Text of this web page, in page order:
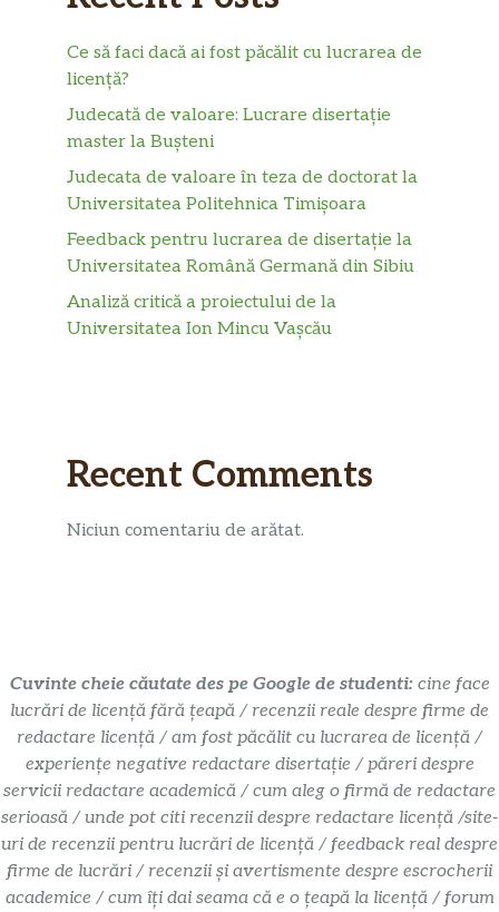
Ce să faci dacă ai fost păcălit cu lucrarea de
licență?
Judecată de valoare: Lucrare disertație
master la Bușteni
Judecata de valoare în teza de doctorat la
Universitatea Politehnica Timișoara
Feedback pentru lucrarea de disertație la
Universitatea Română Germană din Sibiu
Analiză critică a proiectului de la
Universitatea Ion Mincu Vașcău
Recent Comments
Niciun comentariu de arătat.
Cuvinte cheie căutate des pe Google de studenti: cine face
lucrări de licență fără țeapă / recenzii reale despre firme de
redactare licență / am fost păcălit cu lucrarea de licență /
experiențe negative redactare disertație / păreri despre
servicii redactare academică / cum aleg o firmă de redactare
serioasă / unde pot citi recenzii despre redactare licență /site-
uri de recenzii pentru lucrări de licență / feedback real despre
firme de lucrări / recenzii și avertismente despre escrocherii
academice / cum îți dai seama că e o țeapă la licență / forum